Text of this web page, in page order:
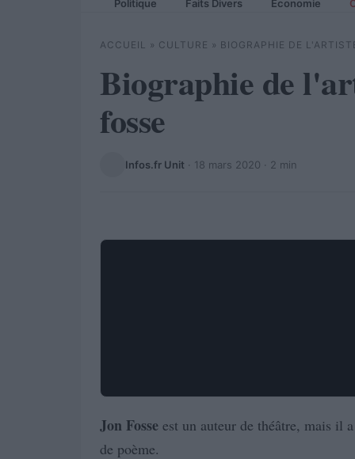
Politique Faits Divers Economie
ACCUEIL » CULTURE » BIOGRAPHIE DE
Biographie de
fosse
Infos.fr Unit · 18 mars 2020 · 2 min
Jon Fosse est un auteur de théâtre, mais il
de poème.